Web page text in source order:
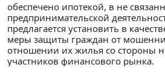
обеспечено ипотекой, в не
предпринимательской
предлагается установить в
меры защиты граждан от
отношении их жилья со стороны
участников финансового рынка.